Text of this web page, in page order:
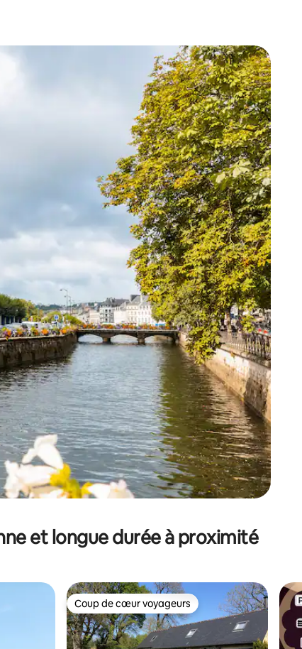
pour les parcourir ou en appuyant et en faisant glisser.
et longue durée à proximité
Coup de cœur voyageurs
Coup de cœur voyageurs